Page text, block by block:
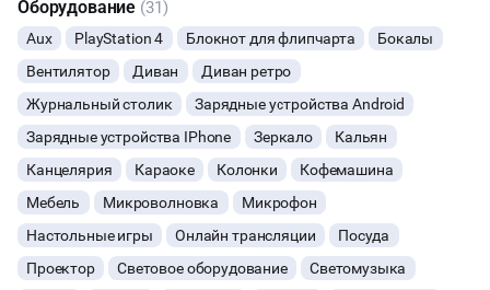
атмосферная регулируемая неоновая подсветка
возможность двигать мебель специально под ваше
мероприятие
настольные игры
wi-fi
проектор
караоке с двумя беспроводными микрофонами
кальяны
====
Условия возврата денег при отмене мероприятия :
21 день и больше до даты проведения, возврат 50%
Оборудование (31)
Aux PlayStation 4 Блокнот для флипчарта
Бокалы
Вентилятор
Диван
Диван ретро
Журнальный столик
Зарядные устройства Android
Зарядные устройства IPhone
Зеркало
Кальян
Канцелярия
Караоке Колонки
Кофемашина
Мебель
Микроволновка
Микрофон
Настольные игры
Онлайн трансляции
Посуда
Проектор
Световое оборудование
Светомузыка
ДЕТСКИЕ ПРАЗДНИКИ
СВАДЬБЫ
КОРПОРАТИВЫ
ДЕЛОВЫЕ МЕРОПРИЯТИЯ
КВАРТИРНИКИ
ОСТАВИТЬ ЗАЯВКУ
Вы можете отменить заявку в любой момент, это бесплатно
или поменять параметры с нашим менеджером после того, как
оставите заявку
🔥 11 человек интересовались этой площадкой сегодня